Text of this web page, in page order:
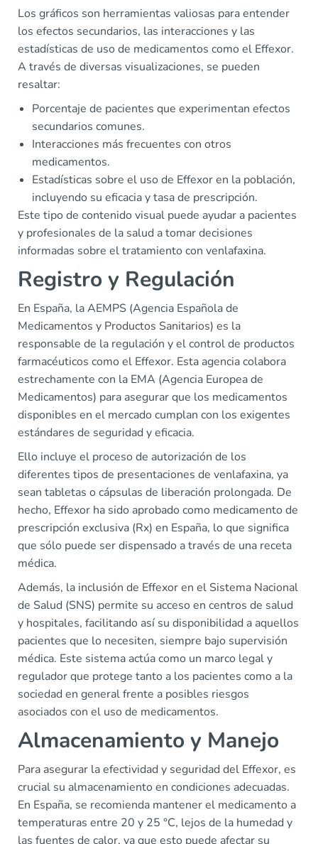
Los gráficos son herramientas valiosas para entender
los efectos secundarios, las interacciones y las
estadísticas de uso de medicamentos como el Effexor.
A través de diversas visualizaciones, se pueden
resaltar:
Porcentaje de pacientes que experimentan efectos
secundarios comunes.
Interacciones más frecuentes con otros
medicamentos.
Estadísticas sobre el uso de Effexor en la población,
incluyendo su eficacia y tasa de prescripción.
Este tipo de contenido visual puede ayudar a pacientes
y profesionales de la salud a tomar decisiones
informadas sobre el tratamiento con venlafaxina.
Registro y Regulación
En España, la AEMPS (Agencia Española de
Medicamentos y Productos Sanitarios) es la
responsable de la regulación y el control de productos
farmacéuticos como el Effexor. Esta agencia colabora
estrechamente con la EMA (Agencia Europea de
Medicamentos) para asegurar que los medicamentos
disponibles en el mercado cumplan con los exigentes
estándares de seguridad y eficacia.
Ello incluye el proceso de autorización de los
diferentes tipos de presentaciones de venlafaxina, ya
sean tabletas o cápsulas de liberación prolongada. De
hecho, Effexor ha sido aprobado como medicamento de
prescripción exclusiva (Rx) en España, lo que significa
que sólo puede ser dispensado a través de una receta
médica.
Además, la inclusión de Effexor en el Sistema Nacional
de Salud (SNS) permite su acceso en centros de salud
y hospitales, facilitando así su disponibilidad a aquellos
pacientes que lo necesiten, siempre bajo supervisión
médica. Este sistema actúa como un marco legal y
regulador que protege tanto a los pacientes como a la
sociedad en general frente a posibles riesgos
asociados con el uso de medicamentos.
Almacenamiento y Manejo
Para asegurar la efectividad y seguridad del Effexor, es
crucial su almacenamiento en condiciones adecuadas.
En España, se recomienda mantener el medicamento a
temperaturas entre 20 y 25 °C, lejos de la humedad y
las fuentes de calor, ya que esto puede afectar su